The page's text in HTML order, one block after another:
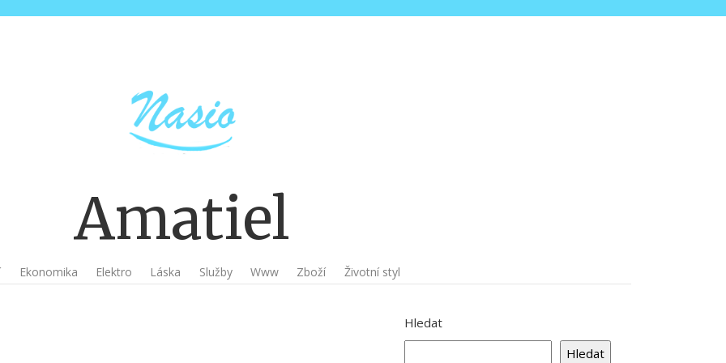
Amatiel
Ekonomika Elektro Láska Služby Www Zboží Životní styl
Hledat
Hledat